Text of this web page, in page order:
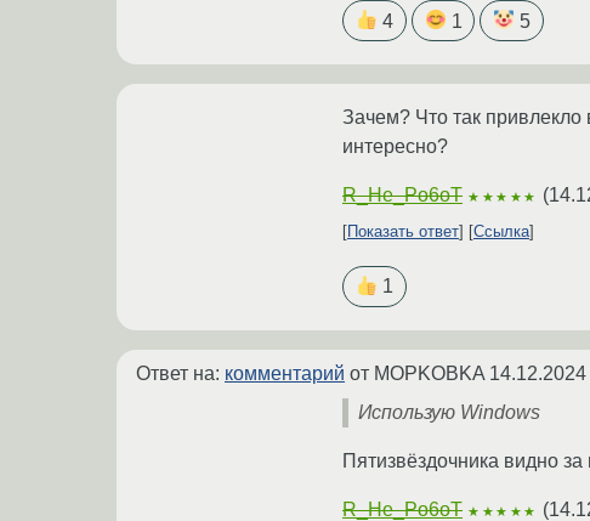
4 1 5
Зачем? Что так
интересно?
R_He_Po6oT ★★★★★ (
Показать ответ Ссылка
1
Ответ на: комментарий от MOPKOBKA
Использую Windows
Пятизвёздочника видно за
R_He_Po6oT ★★★★★ (